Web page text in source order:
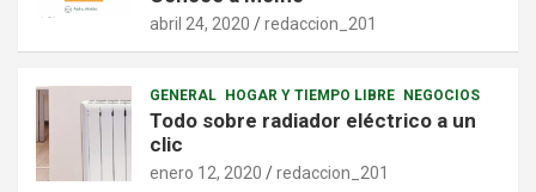
abril 24, 2020 redaccion_201
GENERAL HOGAR Y TIEMPO LIBRE NEGOCIOS
Todo sobre radiador eléctrico a un
clic
enero 12, 2020 redaccion_201